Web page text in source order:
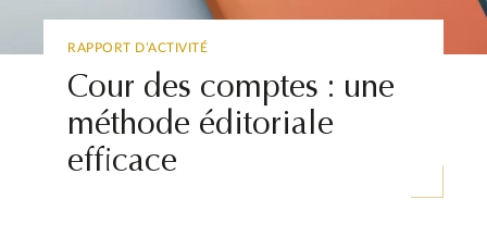
RAPPORT D’ACTIVITÉ
Cour des comptes : une
méthode éditoriale
efficace